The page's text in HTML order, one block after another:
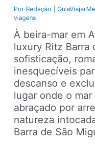
Por Redação |
viagens
À beira-mar em
luxury Ritz Barra
sofisticação,
inesquecíveis
descanso e
lugar onde o
abraçado por
natureza
Barra de São